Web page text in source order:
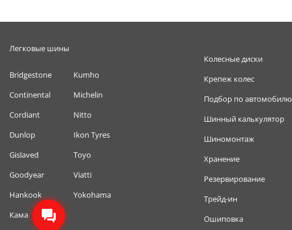
Легковые шины
Bridgestone
Continental
Cordiant
Dunlop
Gislaved
Goodyear
Hankook
Кама
Kumho
Michelin
Nitto
Ikon Tyres
Toyo
Viatti
Yokohama
Колесные диски
Крепеж колес
Подбор по автомобилю
Шинный калькулятор
Шиномонтаж
Хранение
Резервирование
Трейд-ин
Ошиповка